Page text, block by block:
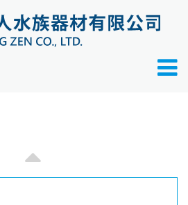
產品目錄